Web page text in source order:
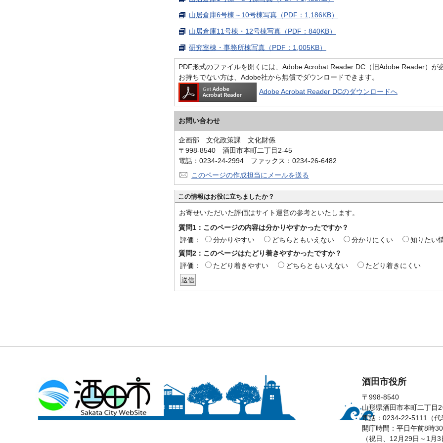
山居倉庫6号棟～10号棟写真（PDF：1,186KB）
山居倉庫11号棟・12号棟写真（PDF：840KB）
研究室棟・事務所棟写真（PDF：1,005KB）
PDF形式のファイルを開くには、Adobe Acrobat Reader DC（旧Adobe Reader）が
お持ちでない方は、Adobe社から無償でダウンロードできます。
Adobe Acrobat Reader DCのダウンロードへ
お問い合わせ
企画部 文化政策課 文化財係
〒998-8540 酒田市本町二丁目2-45
電話：0234-24-2994 ファックス：0234-26-6482
このページの作成担当にメールを送る
この情報はお役に立ちましたか？
お寄せいただいた評価はサイト運営の参考といたします。
質問1：このページの内容は分かりやすかったですか？
評価：
分かりやすい どちらともいえない 分かりにくい
知りたい
質問2：このページはたどり着きやすかったですか？
評価：
たどり着きやすい どちらともいえない たどり着きにくい
酒田市役所
〒998-8540
山形県酒田市本町二丁目
電話：0234-22-5111（代
開庁時間：平日午前8時
（祝日、12月29日～1月3